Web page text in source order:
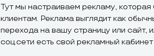
Тут мы настраиваем рекламу,
клиентам. Реклама выглядит как
перехода на вашу страницу или сайт,
соц.сети есть свой рекламный